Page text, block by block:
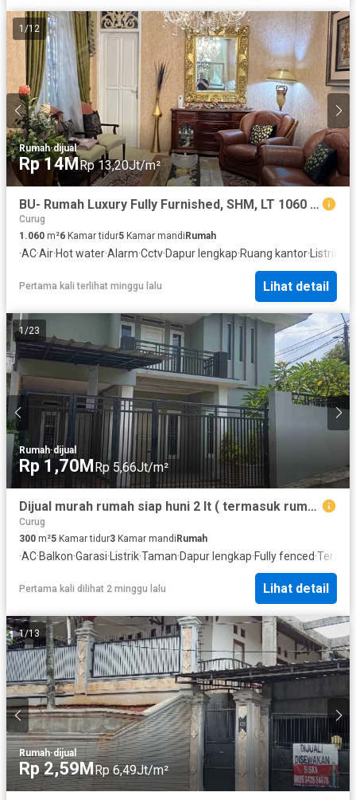
1 /12
Rumah·dijual
Rp 14MRp 13,20Jt/m²
BU- Rumah Luxury Fully Furnished, SHM, LT 1060 M2, Jl Pedurenan, Cimanggis, Dekat Stasiun LRT Harjamukti
Curug
1.060 m²6 Kamar tidur5 Kamar mandi Rumah
·AC·Air·Hot water·Alarm·Cctv·Dapur lengkap·Ruang kantor·Listrik
Pertama kali terlihat minggu lalu Lihat detail
1/23
Rumah·dijual
Rp 1,70MRp 5,66Jt/m²
Dijual murah rumah siap huni 2 lt ( termasuk rumah mewah dan bangunan baru) dekat pintu tol cisalak
Curug
300 m²5 Kamar tidur3 Kamar mandiRumah
·AC·Balkon·Garasi· Listrik·Taman·Dapur lengkap·Fully fenced·Teras
Pertama kali dilihat 2 minggu lalu Lihat detail
1/13
Rumah·dijual
Rp 2,59MRp 6,49Jt/m²